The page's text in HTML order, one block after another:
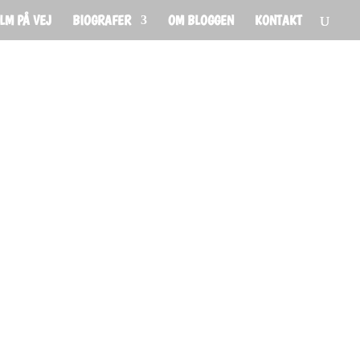
PÅ VEJ BIOGRAFER OM BLOGGEN KONTAKT